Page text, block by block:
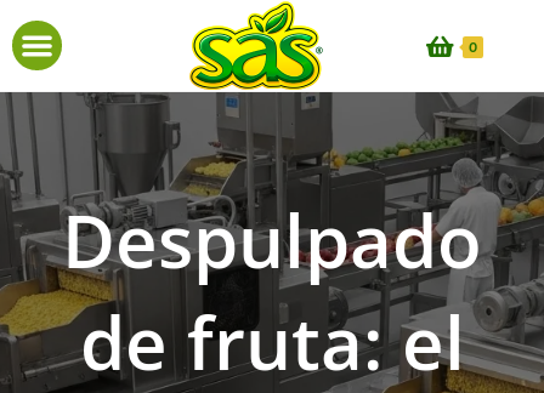
0
Despulpado
de fruta: el